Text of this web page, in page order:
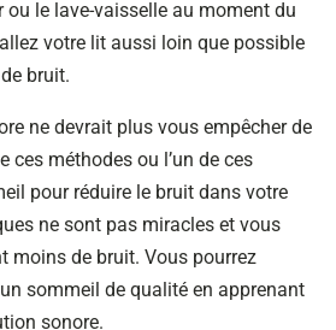
ou le lave-vaisselle au moment du
votre lit aussi loin que possible
bruit.
ne devrait plus vous empêcher de
ces méthodes ou l’un de ces
pour réduire le bruit dans votre
ne sont pas miracles et vous
moins de bruit. Vous pourrez
sommeil de qualité en apprenant
sonore.